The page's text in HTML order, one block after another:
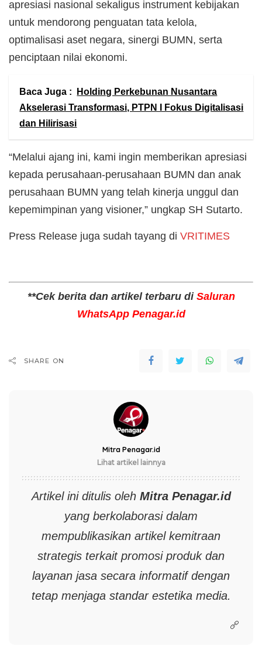
apresiasi nasional sekaligus instrument kebijakan
untuk mendorong penguatan tata kelola,
optimalisasi aset negara, sinergi BUMN, serta
penciptaan nilai ekonomi.
Baca Juga :
Holding Perkebunan Nusantara
Akselerasi Transformasi, PTPN I Fokus Digitalisasi
dan Hilirisasi
“Melalui ajang ini, kami ingin memberikan apresiasi
kepada perusahaan-perusahaan BUMN dan anak
perusahaan BUMN yang telah kinerja unggul dan
kepemimpinan yang visioner,” ungkap SH Sutarto.
Press Release juga sudah tayang di VRITIMES
**Cek berita dan artikel terbaru di Saluran
WhatsApp Penagar.id
SHARE ON
Mitra Penagar.id
Lihat artikel lainnya
Artikel ini ditulis oleh Mitra Penagar.id
yang berkolaborasi dalam
mempublikasikan artikel kemitraan
strategis terkait promosi produk dan
layanan jasa secara informatif dengan
tetap menjaga standar estetika media.